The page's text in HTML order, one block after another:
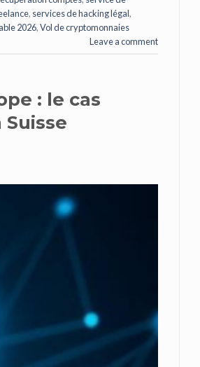
, services de hacking légal,
2026,Vol de cryptomonnaies
Leave a comment
: le cas